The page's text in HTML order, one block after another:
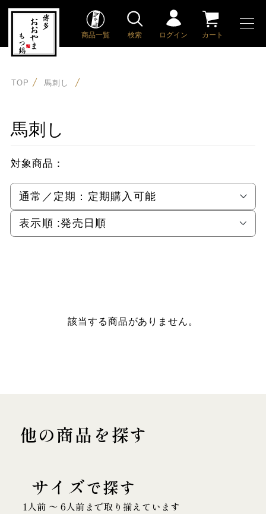
商品一覧 検索 ログイン カート
TOP 馬刺し
馬刺し
対象商品：
通常／定期： 定期購入可能
表示順 :発売日順
該当する商品がありません。
他の商品を探す
サイズで探す
1人前 〜 6人前まで取り揃えています